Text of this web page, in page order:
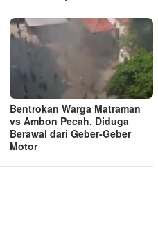
Bentrokan Warga Matraman
vs Ambon Pecah, Diduga
Berawal dari Geber-Geber
Motor